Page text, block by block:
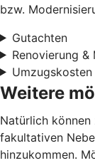
bzw.
Gutachten
Renovierung &
Umzugskosten
Weitere
Natürlich
fakultativen
hinzukommen.